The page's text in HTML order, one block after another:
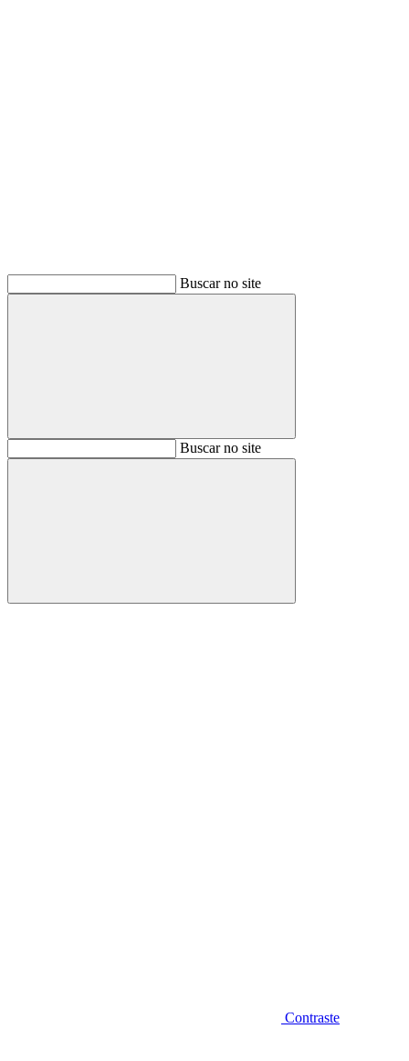
Buscar no site
BuscarBuscar no site
Buscar
Contraste